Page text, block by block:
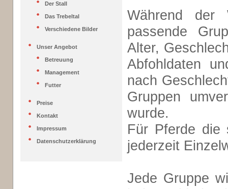
Der Stall
Das Trebeltal
Verschiedene Bilder
Unser Angebot
Betreuung
Management
Futter
Preise
Kontakt
Impressum
Datenschutzerklärung
Während der
passende
Alter,
Abfohldaten
nach
Gruppen
wurde.
Für Pferde die
jederzeit
Jede Gruppe